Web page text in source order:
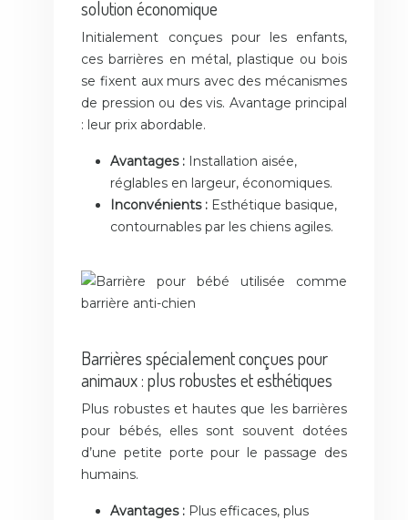
solution économique
Initialement conçues pour les enfants,
ces barrières en métal, plastique ou bois
se fixent aux murs avec des mécanismes
de pression ou des vis. Avantage principal
: leur prix abordable.
Avantages : Installation aisée,
réglables en largeur, économiques.
Inconvénients : Esthétique basique,
contournables par les chiens agiles.
Barrières spécialement conçues pour
animaux : plus robustes et esthétiques
Plus robustes et hautes que les barrières
pour bébés, elles sont souvent dotées
d’une petite porte pour le passage des
humains.
Avantages : Plus efficaces, plus